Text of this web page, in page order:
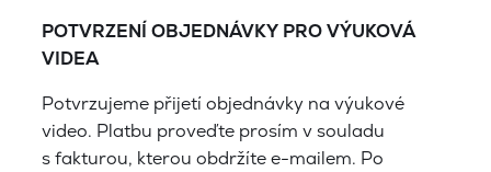
POTVRZENÍ OBJEDNÁVKY PRO VÝUKOVÁ
VIDEA
Potvrzujeme přijetí objednávky na výukové
video. Platbu proveďte prosím v souladu
s fakturou, kterou obdržíte e-mailem. Po